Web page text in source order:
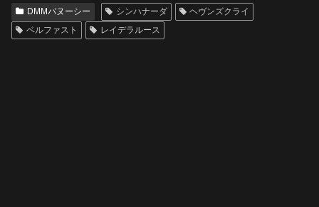
DMMバヌーシー シンハナーダ
ヘヴンズクライ
ベルファスト
レイデラルース